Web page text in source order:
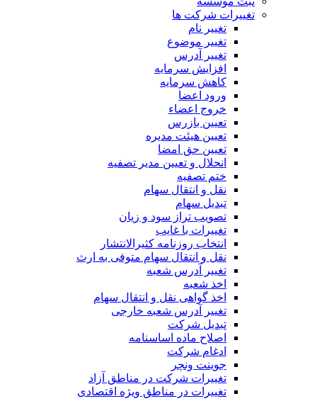
تغییرات شرکت ها
تغییر نام
تغییر موضوع
تغییر آدرس
افزایش سرمایه
کاهش سرمایه
ورود اعضا
خروج اعضاء
تعیین بازرس
تعیین هیئت مدیره
تعیین حق امضا
انحلال و تعیین مدیر تصفیه
ختم تصفیه
نقل و انتقال سهام
تبدیل سهام
تصویب تراز سود و زیان
تغییرات با غایب
انتخاب روزنامه کثیرالانتشار
نقل و انتقال سهام متوفی به ارث
تغییر آدرس شعبه
اخذ شعبه
اخذ گواهی نقل و انتقال سهام
تغییر آدرس شعبه خارجی
تبدیل شرکت
اصلاح ماده اساسنامه
ادغام شرکت
جوینت ونچر
تغییرات شرکت در مناطق آزاد
تغییرات در مناطق ویژه اقتصادی